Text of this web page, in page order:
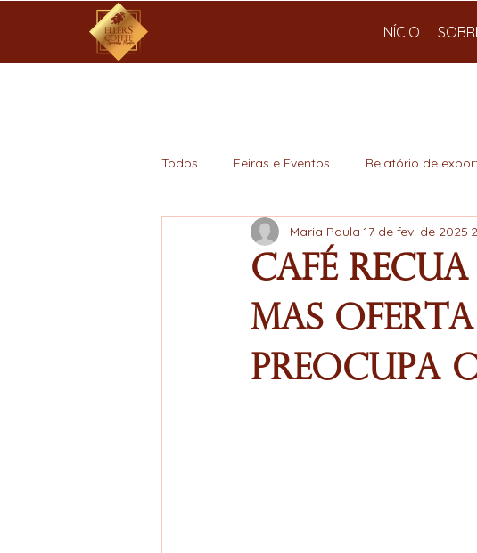
INÍCIO
Todos Feiras e Eventos Relatório de
Café recua
mas
preocupa
Maria Paula 17 de fev. de 2025